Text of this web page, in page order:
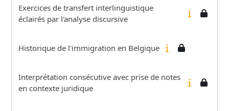
Exercices de transfert interlinguistique
éclairés par l'analyse discursive
Historique de l'immigration en Belgique
Interprétation consécutive avec prise de notes
en contexte juridique